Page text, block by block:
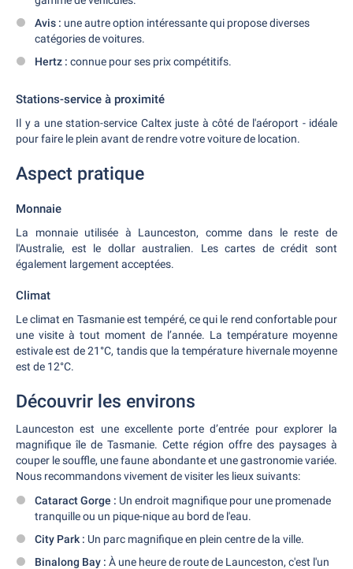
Avis : une autre option intéressante qui propose diverses
catégories de voitures.
Hertz : connue pour ses prix compétitifs.
Stations-service à proximité
Il y a une station-service Caltex juste à côté de l'aéroport - idéale
pour faire le plein avant de rendre votre voiture de location.
Aspect pratique
Monnaie
La monnaie utilisée à Launceston, comme dans le reste de
l'Australie, est le dollar australien. Les cartes de crédit sont
également largement acceptées.
Climat
Le climat en Tasmanie est tempéré, ce qui le rend confortable pour
une visite à tout moment de l’année. La température moyenne
estivale est de 21°C, tandis que la température hivernale moyenne
est de 12°C.
Découvrir les environs
Launceston est une excellente porte d’entrée pour explorer la
magnifique île de Tasmanie. Cette région offre des paysages à
couper le souffle, une faune abondante et une gastronomie variée.
Nous recommandons vivement de visiter les lieux suivants:
Cataract Gorge : Un endroit magnifique pour une promenade
tranquille ou un pique-nique au bord de l'eau.
City Park : Un parc magnifique en plein centre de la ville.
Binalong Bay : À une heure de route de Launceston, c'est l'un